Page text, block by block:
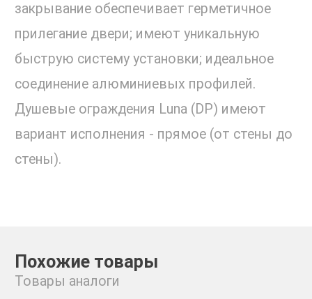
закрывание обеспечивает герметичное
прилегание двери; имеют уникальную
быструю систему установки; идеальное
соединение алюминиевых профилей.
Душевые ограждения Luna (DP) имеют
вариант исполнения - прямое (от стены до
стены).
Похожие товары
Товары аналоги